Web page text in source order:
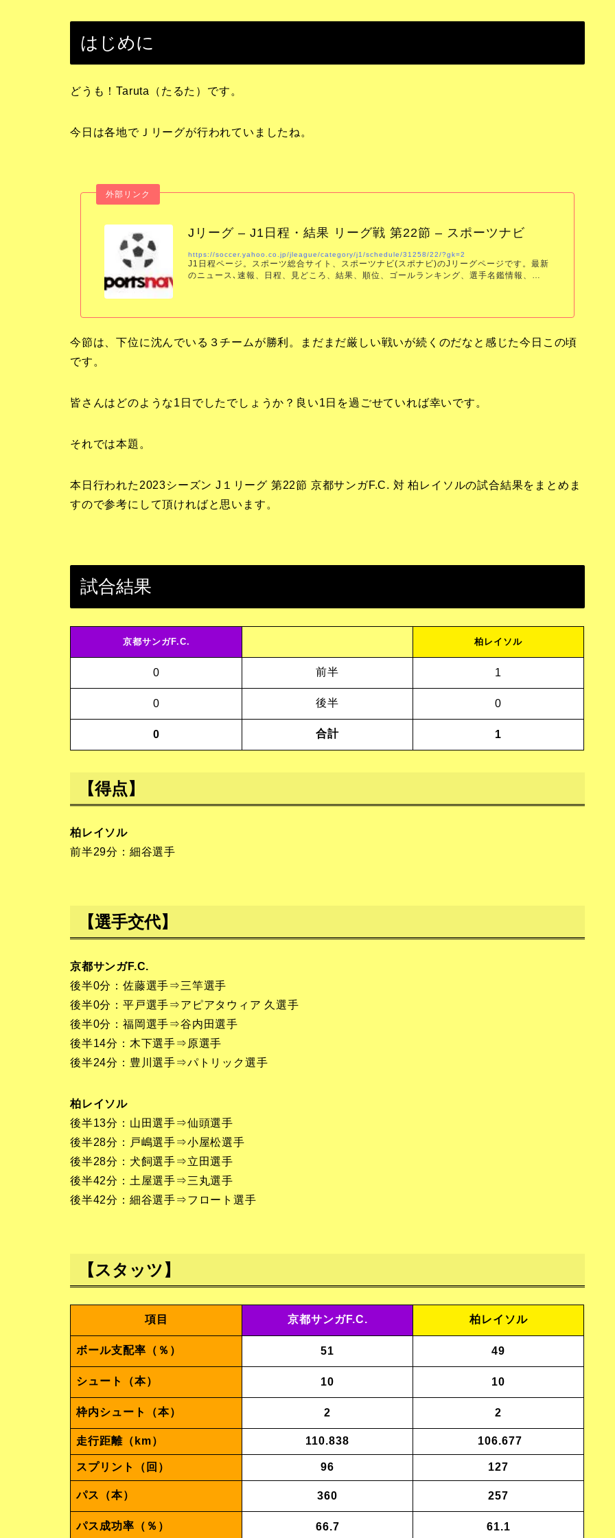
はじめに
どうも！Taruta（たるた）です。
今日は各地でＪリーグが行われていましたね。
Jリーグ – J1日程・結果 リーグ戦 第22節 – スポーツナビ
https://soccer.yahoo.co.jp/jleague/category/j1/schedule/31258/22/?gk=2
J1日程ページ。スポーツ総合サイト、スポーツナビ(スポナビ)のJリーグページです。最新
のニュース､速報、日程、見どころ、結果、順位、ゴールランキング、選手名鑑情報、プ
今節は、下位に沈んでいる３チームが勝利。まだまだ厳しい戦いが続くのだなと感じた今日この頃
です。
皆さんはどのような1日でしたでしょうか？良い1日を過ごせていれば幸いです。
それでは本題。
本日行われた2023シーズン J１リーグ 第22節 京都サンガF.C. 対 柏レイソルの試合結果をまとめま
すので参考にして頂ければと思います。
試合結果
京都サンガF.C. 柏レイソル
0 前半 1
0 後半 0
0 合計 1
【得点】
柏レイソル
前半29分：細谷選手
【選手交代】
京都サンガF.C.
後半0分：佐藤選手⇒三竿選手
後半0分：平戸選手⇒アピアタウィア 久選手
後半0分：福岡選手⇒谷内田選手
後半14分：木下選手⇒原選手
後半24分：豊川選手⇒パトリック選手
柏レイソル
後半13分：山田選手⇒仙頭選手
後半28分：戸嶋選手⇒小屋松選手
後半28分：犬飼選手⇒立田選手
後半42分：土屋選手⇒三丸選手
後半42分：細谷選手⇒フロート選手
【スタッツ】
項目 京都サンガF.C. 柏レイソル
ボール支配率（％） 51 49
シュート（本） 10 10
枠内シュート（本） 2 2
走行距離（km） 110.838 106.677
スプリント（回） 96 127
パス（本） 360 257
パス成功率（％） 66.7 61.1